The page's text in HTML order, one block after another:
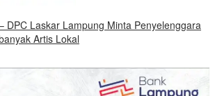
DPC Laskar Lampung Minta Penyelenggara
Artis Lokal